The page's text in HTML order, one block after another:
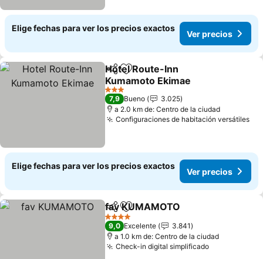
Elige fechas para ver los precios exactos
Ver precios
CompartirAgregar a favoritos
Hotel Route-Inn
Kumamoto Ekimae
3 Estrellas
7,9 Bueno
3.025
a 2.0 km de: Centro de la ciudad
Configuraciones de habitación versátiles
Elige fechas para ver los precios exactos
Ver precios
CompartirAgregar a favoritos
fav KUMAMOTO
4 Estrellas
9,0 Excelente
3.841
a 1.0 km de: Centro de la ciudad
Check-in digital simplificado